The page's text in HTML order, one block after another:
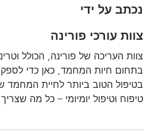
נכתב על ידי
צוות עורכי פורינה
צוות העריכה של פורינה, הכולל
בתחום חיות המחמד, כאן כדי לספק
בטיפול הטוב ביותר לחיית המחמד
טיפוח וטיפול יומיומי – כל מה